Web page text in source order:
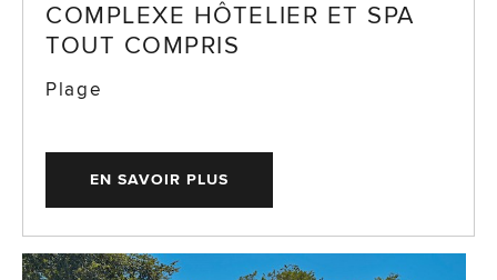
COMPLEXE HÔTELIER ET SPA
TOUT COMPRIS
Plage
EN SAVOIR PLUS